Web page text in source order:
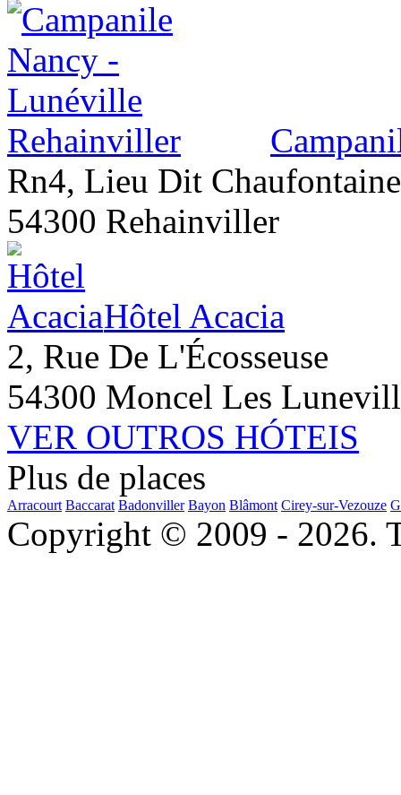
Rn4, Lieu Dit
54300 Rehainviller
Hôtel Acacia
2, Rue De L'Écosseuse
54300 Moncel Les
VER OUTROS HÓTEIS
Plus de places
Arracourt Baccarat Badonviller Bayon Blâmont Cirey-sur-Vezouze
Copyright © 2009 - 2026.